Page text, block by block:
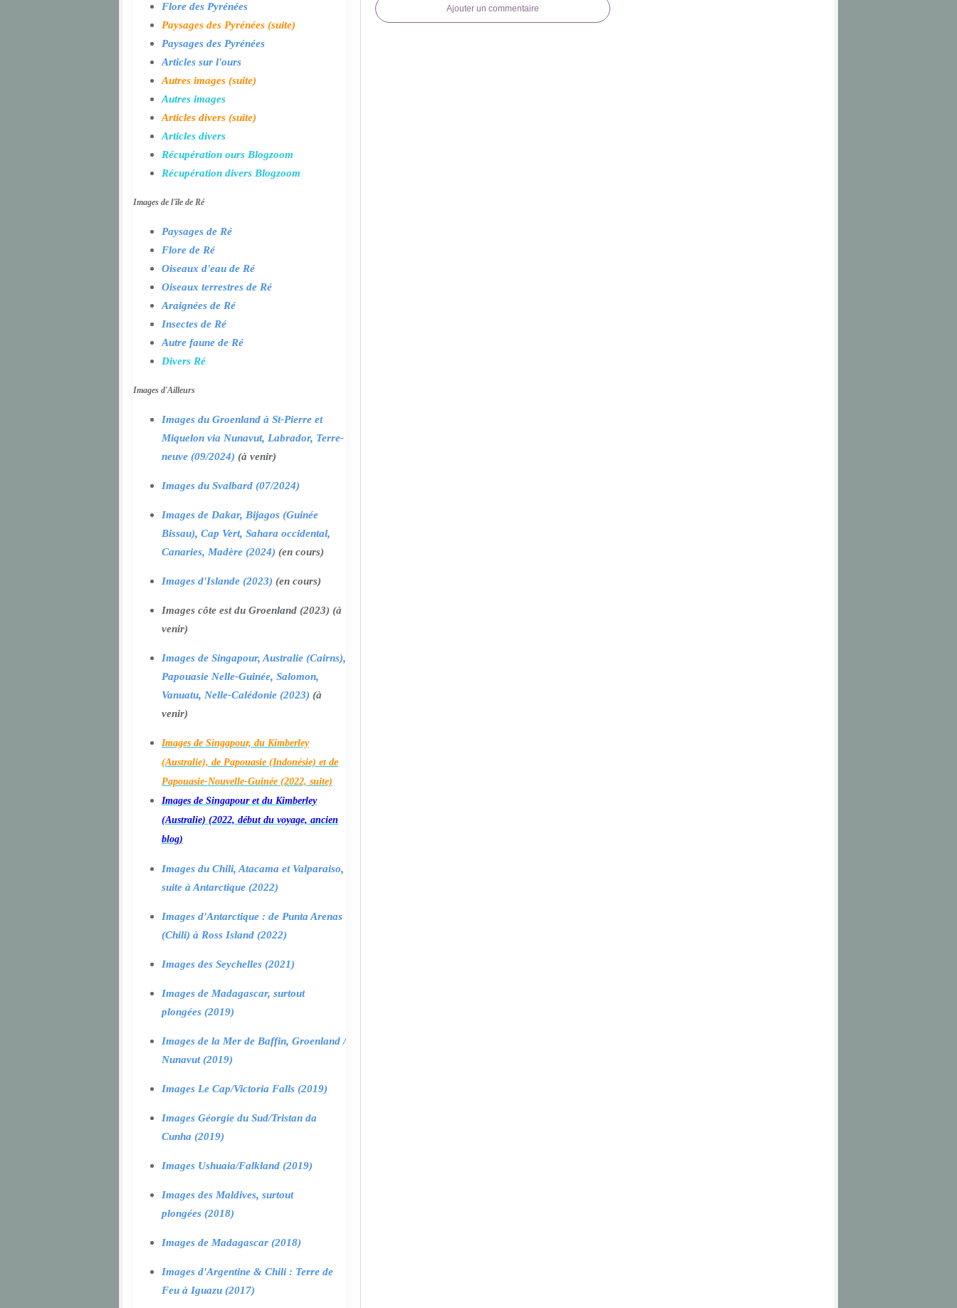
Ajouter un commentaire
Flore des Pyrénées
Paysages des Pyrénées (suite)
Paysages des Pyrénées
Articles sur l'ours
Autres images (suite)
Autres images
Articles divers (suite)
Articles divers
Récupération ours Blogzoom
Récupération divers Blogzoom
Images de l'île de Ré
Paysages de Ré
Flore de Ré
Oiseaux d'eau de Ré
Oiseaux terrestres de Ré
Araignées de Ré
Insectes de Ré
Autre faune de Ré
Divers Ré
Images d'Ailleurs
Images du Groenland à St-Pierre et
Miquelon via Nunavut, Labrador, Terre-
neuve (09/2024) (à venir)
Images du Svalbard (07/2024)
Images de Dakar, Bijagos (Guinée
Bissau), Cap Vert, Sahara occidental,
Canaries, Madère (2024) (en cours)
Images d'Islande (2023) (en cours)
Images côte est du Groenland (2023) (à
venir)
Images de Singapour, Australie (Cairns),
Papouasie Nelle-Guinée, Salomon,
Vanuatu, Nelle-Calédonie (2023) (à
venir)
Images de Singapour, du Kimberley
(Australie), de Papouasie (Indonésie) et de
Papouasie-Nouvelle-Guinée (2022, suite)
Images de Singapour et du Kimberley
(Australie) (2022, début du voyage, ancien
blog)
Images du Chili, Atacama et Valparaiso,
suite à Antarctique (2022)
Images d'Antarctique : de Punta Arenas
(Chili) à Ross Island (2022)
Images des Seychelles (2021)
Images de Madagascar, surtout
plongées (2019)
Images de la Mer de Baffin, Groenland /
Nunavut (2019)
Images Le Cap/Victoria Falls (2019)
Images Géorgie du Sud/Tristan da
Cunha (2019)
Images Ushuaia/Falkland (2019)
Images des Maldives, surtout
plongées (2018)
Images de Madagascar (2018)
Images d'Argentine & Chili : Terre de
Feu à Iguazu (2017)